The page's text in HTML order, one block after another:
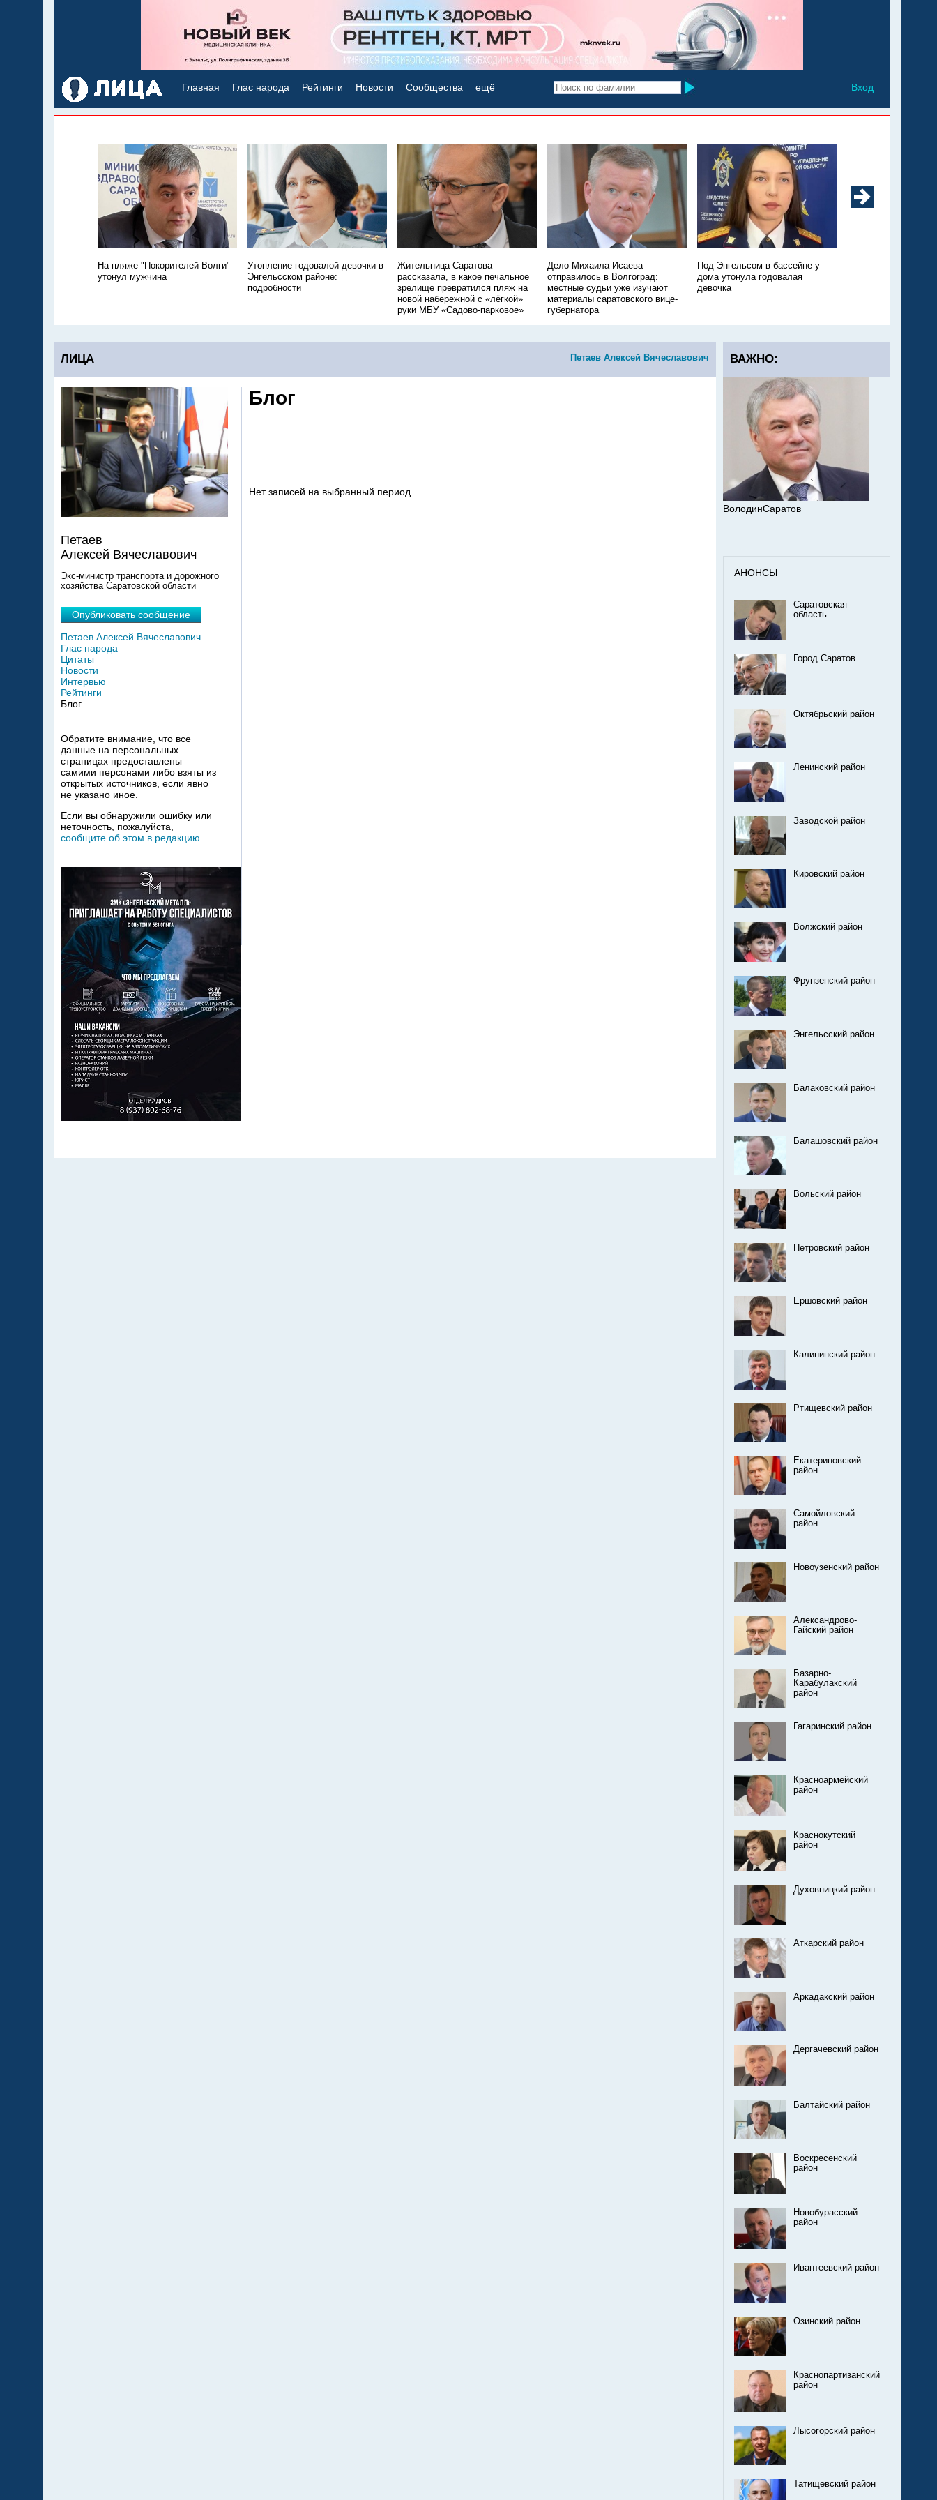
Вход
Главная Глас народа Рейтинги Новости Сообщества ещё
На пляже "Покорителей Волги"
утонул мужчина
Утопление годовалой девочки в
Энгельсском районе:
подробности
Жительница Саратова
рассказала, в какое печальное
зрелище превратился пляж на
новой набережной с «лёгкой»
руки МБУ «Садово-парковое»
Дело Михаила Исаева
отправилось в Волгоград:
местные судьи уже изучают
материалы саратовского вице-
губернатора
Под Энгельсом в бассейне у
дома утонула годовалая
девочка
Петаев Алексей Вячеславович
ЛИЦА
Блог
Нет записей на выбранный период
Петаев
Алексей Вячеславович
Экс-министр транспорта и дорожного
хозяйства Саратовской области
Опубликовать сообщение
Петаев Алексей Вячеславович
Глас народа
Цитаты
Новости
Интервью
Рейтинги
Блог
Обратите внимание, что все
данные на персональных
страницах предоставлены
самими персонами либо взяты из
открытых источников, если явно
не указано иное.
Если вы обнаружили ошибку или
неточность, пожалуйста,
сообщите об этом в редакцию.
ВАЖНО:
ВолодинСаратов
АНОНСЫ
Саратовская
область
Город Саратов
Октябрьский район
Ленинский район
Заводской район
Кировский район
Волжский район
Фрунзенский район
Энгельсский район
Балаковский район
Балашовский район
Вольский район
Петровский район
Ершовский район
Калининский район
Ртищевский район
Екатериновский
район
Самойловский
район
Новоузенский район
Александрово-
Гайский район
Базарно-
Карабулакский
район
Гагаринский район
Красноармейский
район
Краснокутский
район
Духовницкий район
Аткарский район
Аркадакский район
Дергачевский район
Балтайский район
Воскресенский
район
Новобурасский
район
Ивантеевский район
Озинский район
Краснопартизанский
район
Лысогорский район
Татищевский район